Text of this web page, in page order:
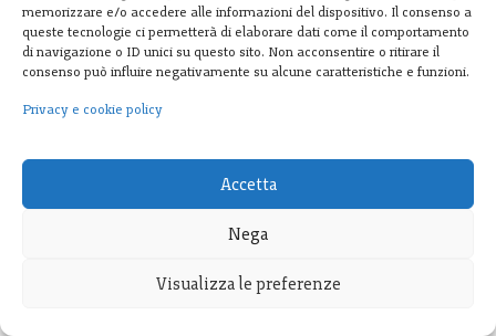
memorizzare e/o accedere alle informazioni del dispositivo. Il consenso a
queste tecnologie ci permetterà di elaborare dati come il comportamento
di navigazione o ID unici su questo sito. Non acconsentire o ritirare il
consenso può influire negativamente su alcune caratteristiche e funzioni.
Privacy e cookie policy
Accetta
Nega
Visualizza le preferenze
Giannino Bassetti ETS
F. + 39 02 76392030
info@fondazionebassetti.org
p.i. 12520270153